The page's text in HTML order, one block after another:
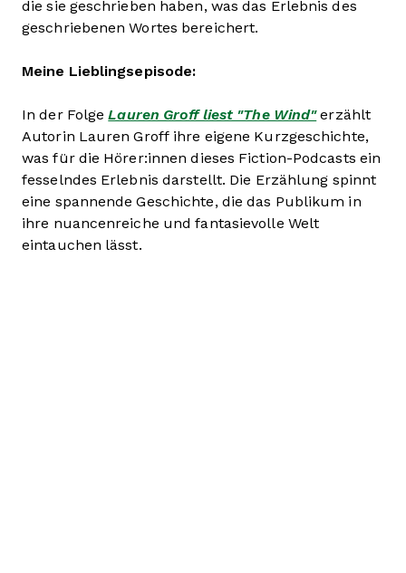
die sie geschrieben haben, was das Erlebnis des
geschriebenen Wortes bereichert.
Meine Lieblingsepisode:
In der FolgeLauren Groff liest "The Wind"erzählt
Autorin Lauren Groff ihre eigene Kurzgeschichte,
was für die Hörer:innen dieses Fiction-Podcasts ein
fesselndes Erlebnis darstellt. Die Erzählung spinnt
eine spannende Geschichte, die das Publikum in
ihre nuancenreiche und fantasievolle Welt
eintauchen lässt.